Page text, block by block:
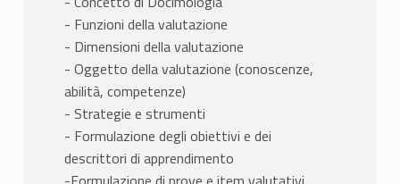
- Funzioni della valutazione
- Dimensioni della valutazione
- Oggetto della valutazione (conoscenze,
abilità, competenze)
- Strategie e strumenti
- Formulazione degli obiettivi e dei
descrittori di apprendimento